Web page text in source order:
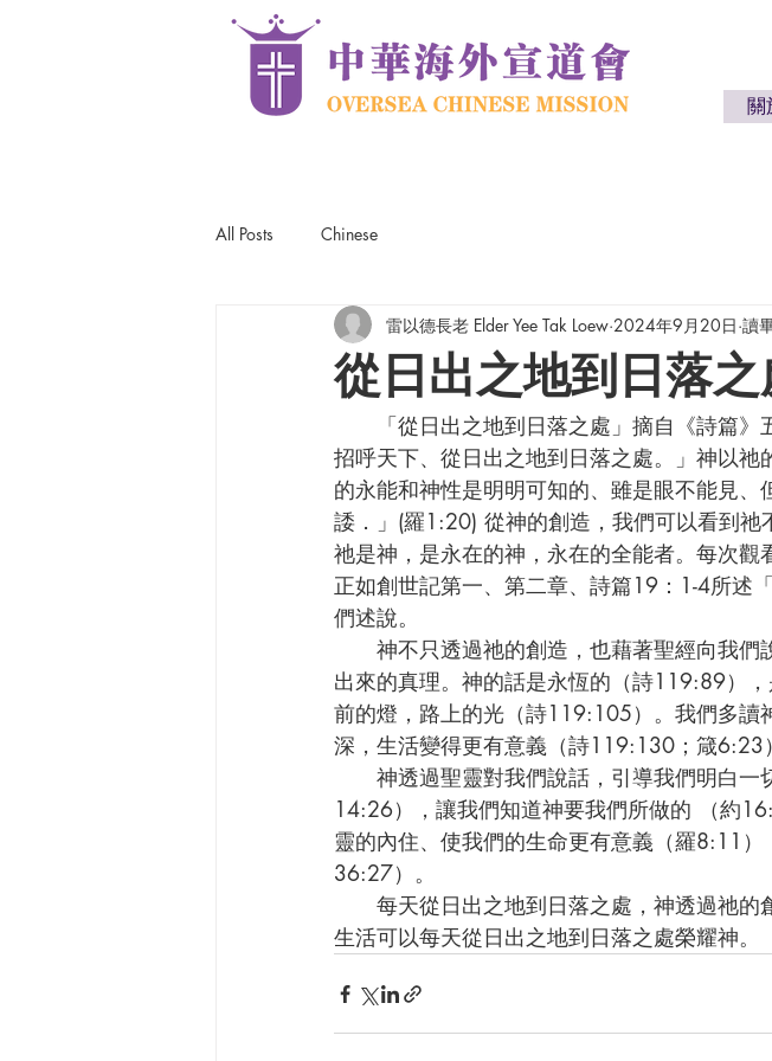
關
All Posts Chinese
從日出之地到日落之
雷以德長老 Elder Yee Tak Loew 2024年9月20日 讀
招呼天下、從日出之地到日落之處。」神以
的永能和神性是明明可知的、雖是眼不能見
諉．」(羅1:20) 從神的創造，我們可以看到祂
祂是神，是永在的神，永在的全能者。每次觀
正如創世記第一、第二章、詩篇19：1-4所述
們述說。
出來的真理。神的話是永恆的（詩119:89）
前的燈，路上的光（詩119:105）。我們多讀
深，生活變得更有意義（詩119:130；箴6:23
14:26），讓我們知道神要我們所做的 （約
靈的內住、使我們的生命更有意義（羅8:11
36:27）。
生活可以每天從日出之地到日落之處榮耀神。